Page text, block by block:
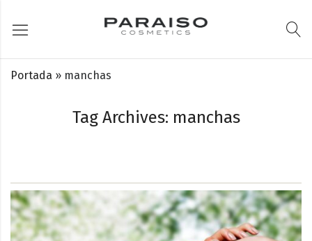
Tag Archives: manchas
Portada » manchas